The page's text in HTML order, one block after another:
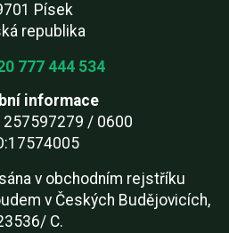
Písek
republika
777 444 534
informace
257597279 / 0600
v obchodním rejstříku
v Českých Budějovicích,
C.